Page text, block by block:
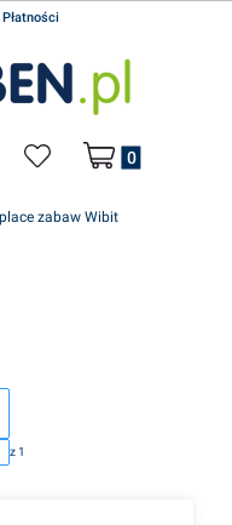
Produkty w
zabaw Wibit
z 1